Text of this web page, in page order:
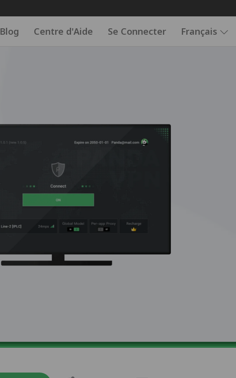
Blog Centre d'Aide Se Connecter Français